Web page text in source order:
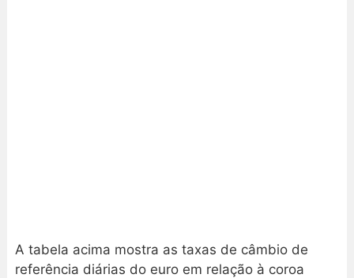
A tabela acima mostra as taxas de câmbio de
referência diárias do euro em relação à coroa